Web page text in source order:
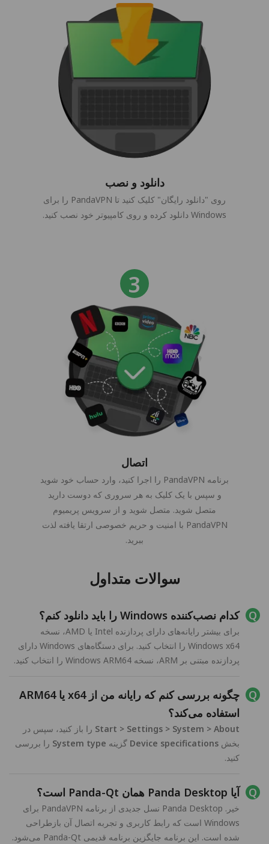
دانلود و نصب
روی "دانلود رایگان" کلیک کنید تا PandaVPN را برای
Windows دانلود کرده و روی کامپیوتر خود نصب کنید.
اتصال
برنامه PandaVPN را اجرا کنید، وارد حساب خود شوید
و سپس با یک کلیک به هر سروری که دوست دارید
متصل شوید. متصل شوید و از سرویس پریمیوم
PandaVPN با امنیت و حریم خصوصی ارتقا یافته لذت
ببرید.
سوالات متداول
کدام نصب‌کننده Windows را باید دانلود کنم؟
برای بیشتر رایانه‌های دارای پردازنده Intel یا AMD، نسخه
Windows x64 را انتخاب کنید. برای دستگاه‌های Windows دارای
پردازنده مبتنی بر ARM، نسخه Windows ARM64 را انتخاب کنید.
چگونه بررسی کنم که رایانه من از x64 یا ARM64
استفاده می‌کند؟
Start > Settings > System > About را باز کنید، سپس در
بخش Device specifications گزینه System type را بررسی
کنید.
آیا Panda Desktop همان Panda-Qt است؟
خیر. Panda Desktop نسل جدیدی از برنامه PandaVPN برای
Windows است که رابط کاربری و تجربه اتصال آن بازطراحی
شده است. این برنامه جایگزین برنامه قدیمی Panda-Qt می‌شود.